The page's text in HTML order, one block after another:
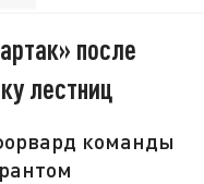
после
лестниц
команды